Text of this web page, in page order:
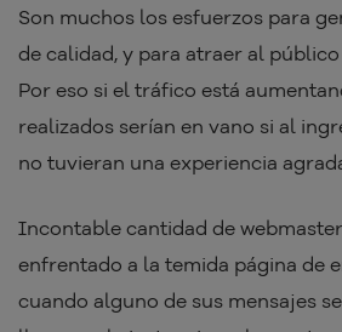
Son muchos los esfuerzos para
de calidad, y para atraer al público
Por eso si el tráfico está
realizados serían en vano si al
no tuvieran una experiencia
Incontable cantidad de
enfrentado a la temida página de
cuando alguno de sus mensajes